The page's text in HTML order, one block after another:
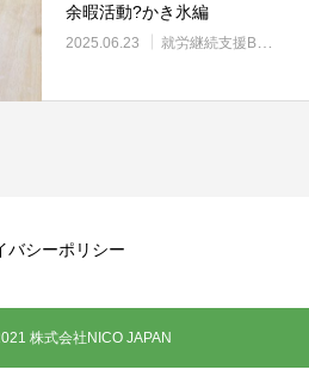
余暇活動?かき氷編
2025.06.23 就労継続支援B型・ニコサービス
バシーポリシー
株式会社NICO JAPAN